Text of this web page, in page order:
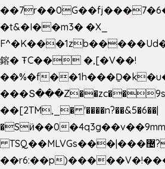
�t&�I��m3� �X_
鎔� ŦC�� �,[�V��!
��%�f
��[2TM,_� '����n?��&5�6��|
�Sӥ��0
TSQ��MLVGs���|���޴?����H�W��E
��r6:��p